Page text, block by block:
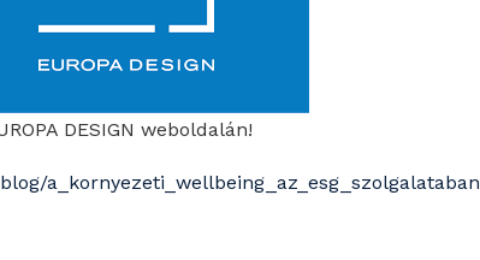
DESIGN weboldalán!
a_kornyezeti_wellbeing_az_esg_szolgalataban